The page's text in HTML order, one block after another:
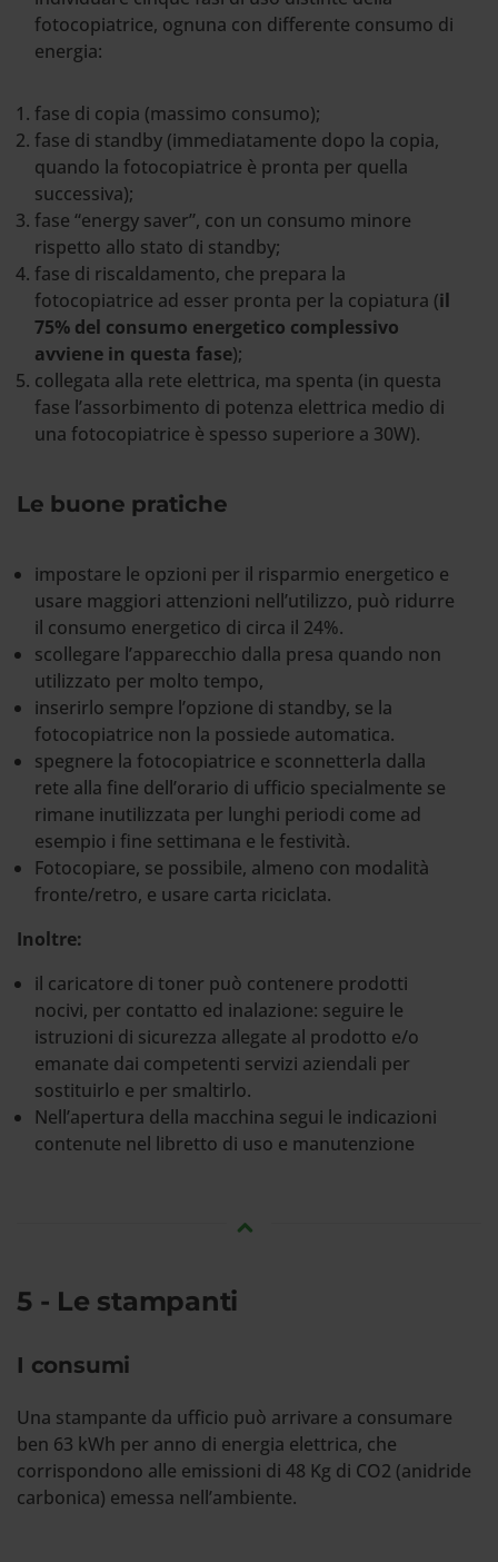
fotocopiatrice, ognuna con differente consumo di
energia:
fase di copia (massimo consumo);
fase di standby (immediatamente dopo la copia,
quando la fotocopiatrice è pronta per quella
successiva);
fase “energy saver”, con un consumo minore
rispetto allo stato di standby;
fase di riscaldamento, che prepara la
fotocopiatrice ad esser pronta per la copiatura (il
75% del consumo energetico complessivo
avviene in questa fase);
collegata alla rete elettrica, ma spenta (in questa
fase l’assorbimento di potenza elettrica medio di
una fotocopiatrice è spesso superiore a 30W).
Le buone pratiche
impostare le opzioni per il risparmio energetico e
usare maggiori attenzioni nell’utilizzo, può ridurre
il consumo energetico di circa il 24%.
scollegare l’apparecchio dalla presa quando non
utilizzato per molto tempo,
inserirlo sempre l’opzione di standby, se la
fotocopiatrice non la possiede automatica.
spegnere la fotocopiatrice e sconnetterla dalla
rete alla fine dell’orario di ufficio specialmente se
rimane inutilizzata per lunghi periodi come ad
esempio i fine settimana e le festività.
Fotocopiare, se possibile, almeno con modalità
fronte/retro, e usare carta riciclata.
Inoltre:
il caricatore di toner può contenere prodotti
nocivi, per contatto ed inalazione: seguire le
istruzioni di sicurezza allegate al prodotto e/o
emanate dai competenti servizi aziendali per
sostituirlo e per smaltirlo.
Nell’apertura della macchina segui le indicazioni
contenute nel libretto di uso e manutenzione
5 - Le stampanti
I consumi
Una stampante da ufficio può arrivare a consumare
ben 63 kWh per anno di energia elettrica, che
corrispondono alle emissioni di 48 Kg di CO2 (anidride
carbonica) emessa nell’ambiente.